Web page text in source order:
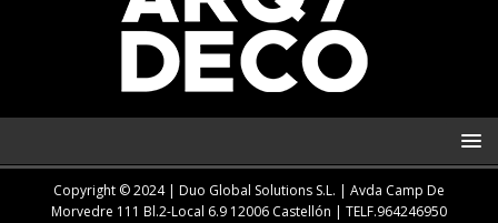
Copyright © 2024 | Duo Global Solutions S.L. | Avda Camp De
Morvedre 111 Bl.2-Local 6.9 12006 Castellón | TELF.964246950